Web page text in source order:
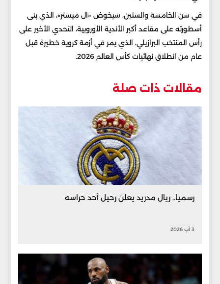
في سن الخامسة والستين، سيخوض «ال ميستر»، الذي بنى
أسطورته على مقاعد أكبر الأندية الأوروبية، التحدي الأخير على
رأس المنتخب البرازيلي، الذي يمر في أزمة كروية خطيرة قبل
عام من انطلاق نهائيات كأس العالم 2026.
مقالات ذات صلة
رسميا.. ريال مدريد يعلن رحيل أحد حراسه
3 آب 2026